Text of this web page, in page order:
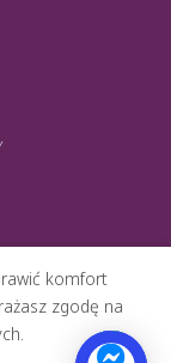
komfort
zgodę na